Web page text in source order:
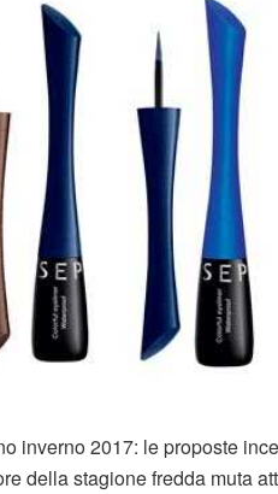
inverno 2017: le proposte
della stagione fredda muta